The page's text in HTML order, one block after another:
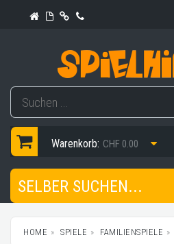
Warenkorb: CHF 0.00
SELBER SUCHEN...
HOME SPIELE FAMILIENSPIELE